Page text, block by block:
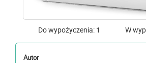
Do wypożyczenia: 1 W
Autor